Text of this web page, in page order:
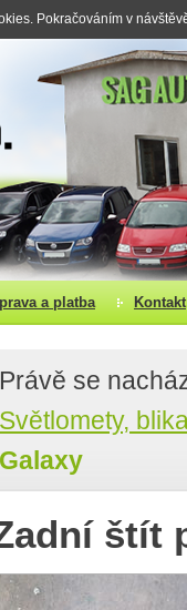
Pokračováním v
a platba Kontakt
Právě se
Světlomety,
Galaxy
štít